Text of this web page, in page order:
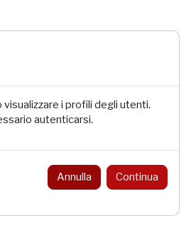
i profili degli utenti.
autenticarsi.
Annulla Continua